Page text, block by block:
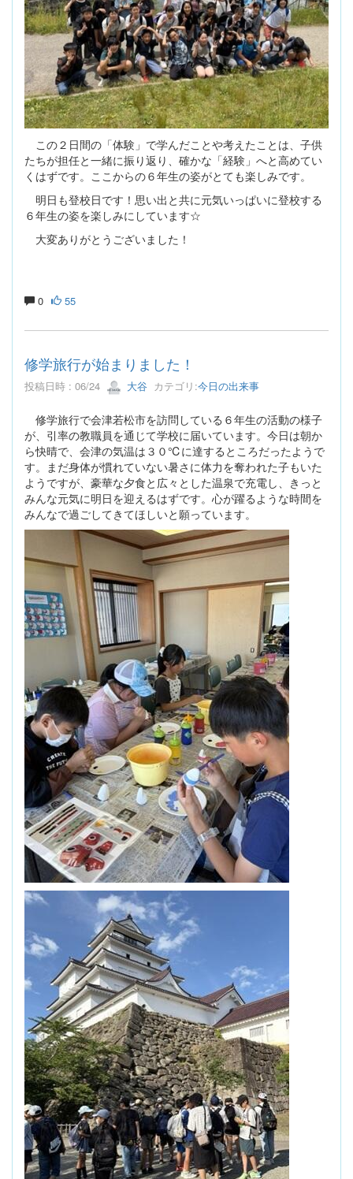
この２日間の「体験」で学んだことや考えたことは、子供
たちが担任と一緒に振り返り、確かな「経験」へと高めてい
くはずです。ここからの６年生の姿がとても楽しみです。
明日も登校日です！思い出と共に元気いっぱいに登校する
６年生の姿を楽しみにしています☆
大変ありがとうございました！
0 55
修学旅行が始まりました！
投稿日時 : 06/24 大谷 カテゴリ:今日の出来事
修学旅行で会津若松市を訪問している６年生の活動の様子
が、引率の教職員を通じて学校に届いています。今日は朝か
ら快晴で、会津の気温は３０℃に達するところだったようで
す。まだ身体が慣れていない暑さに体力を奪われた子もいた
ようですが、豪華な夕食と広々とした温泉で充電し、きっと
みんな元気に明日を迎えるはずです。心が躍るような時間を
みんなで過ごしてきてほしいと願っています。